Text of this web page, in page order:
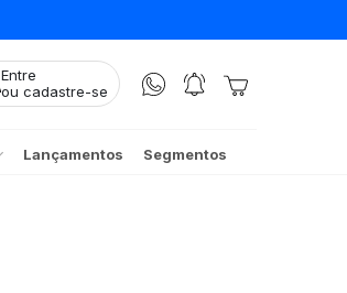
Entre
ou cadastre-se
Lançamentos Segmentos